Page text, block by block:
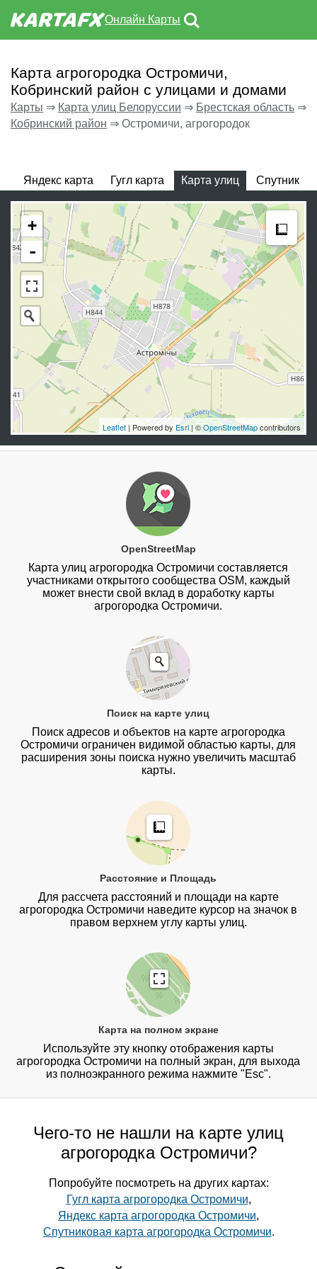
Онлайн Карты
Карта агрогородка Остромичи,
Кобринский район с улицами и домами
Карты ⇒ Карта улиц Белоруссии ⇒ Брестская область ⇒
Кобринский район ⇒ Остромичи, агрогородок
Яндекс карта Гугл карта Карта улиц Спутник
+
-
Leaflet | Powered by Esri| ©OpenStreetMapcontributors
OpenStreetMap
Карта улиц агрогородка Остромичи составляется
участниками открытого сообщества OSM, каждый
может внести свой вклад в доработку карты
агрогородка Остромичи.
Поиск на карте улиц
Поиск адресов и объектов на карте агрогородка
Остромичи ограничен видимой областью карты, для
расширения зоны поиска нужно увеличить масштаб
карты.
Расстояние и Площадь
Для рассчета расстояний и площади на карте
агрогородка Остромичи наведите курсор на значок в
правом верхнем углу карты улиц.
Карта на полном экране
Используйте эту кнопку отображения карты
агрогородка Остромичи на полный экран, для выхода
из полноэкранного режима нажмите "Esc".
Чего-то не нашли на карте улиц
агрогородка Остромичи?
Попробуйте посмотреть на других картах:
Гугл карта агрогородка Остромичи,
Яндекс карта агрогородка Остромичи,
Спутниковая карта агрогородка Остромичи.